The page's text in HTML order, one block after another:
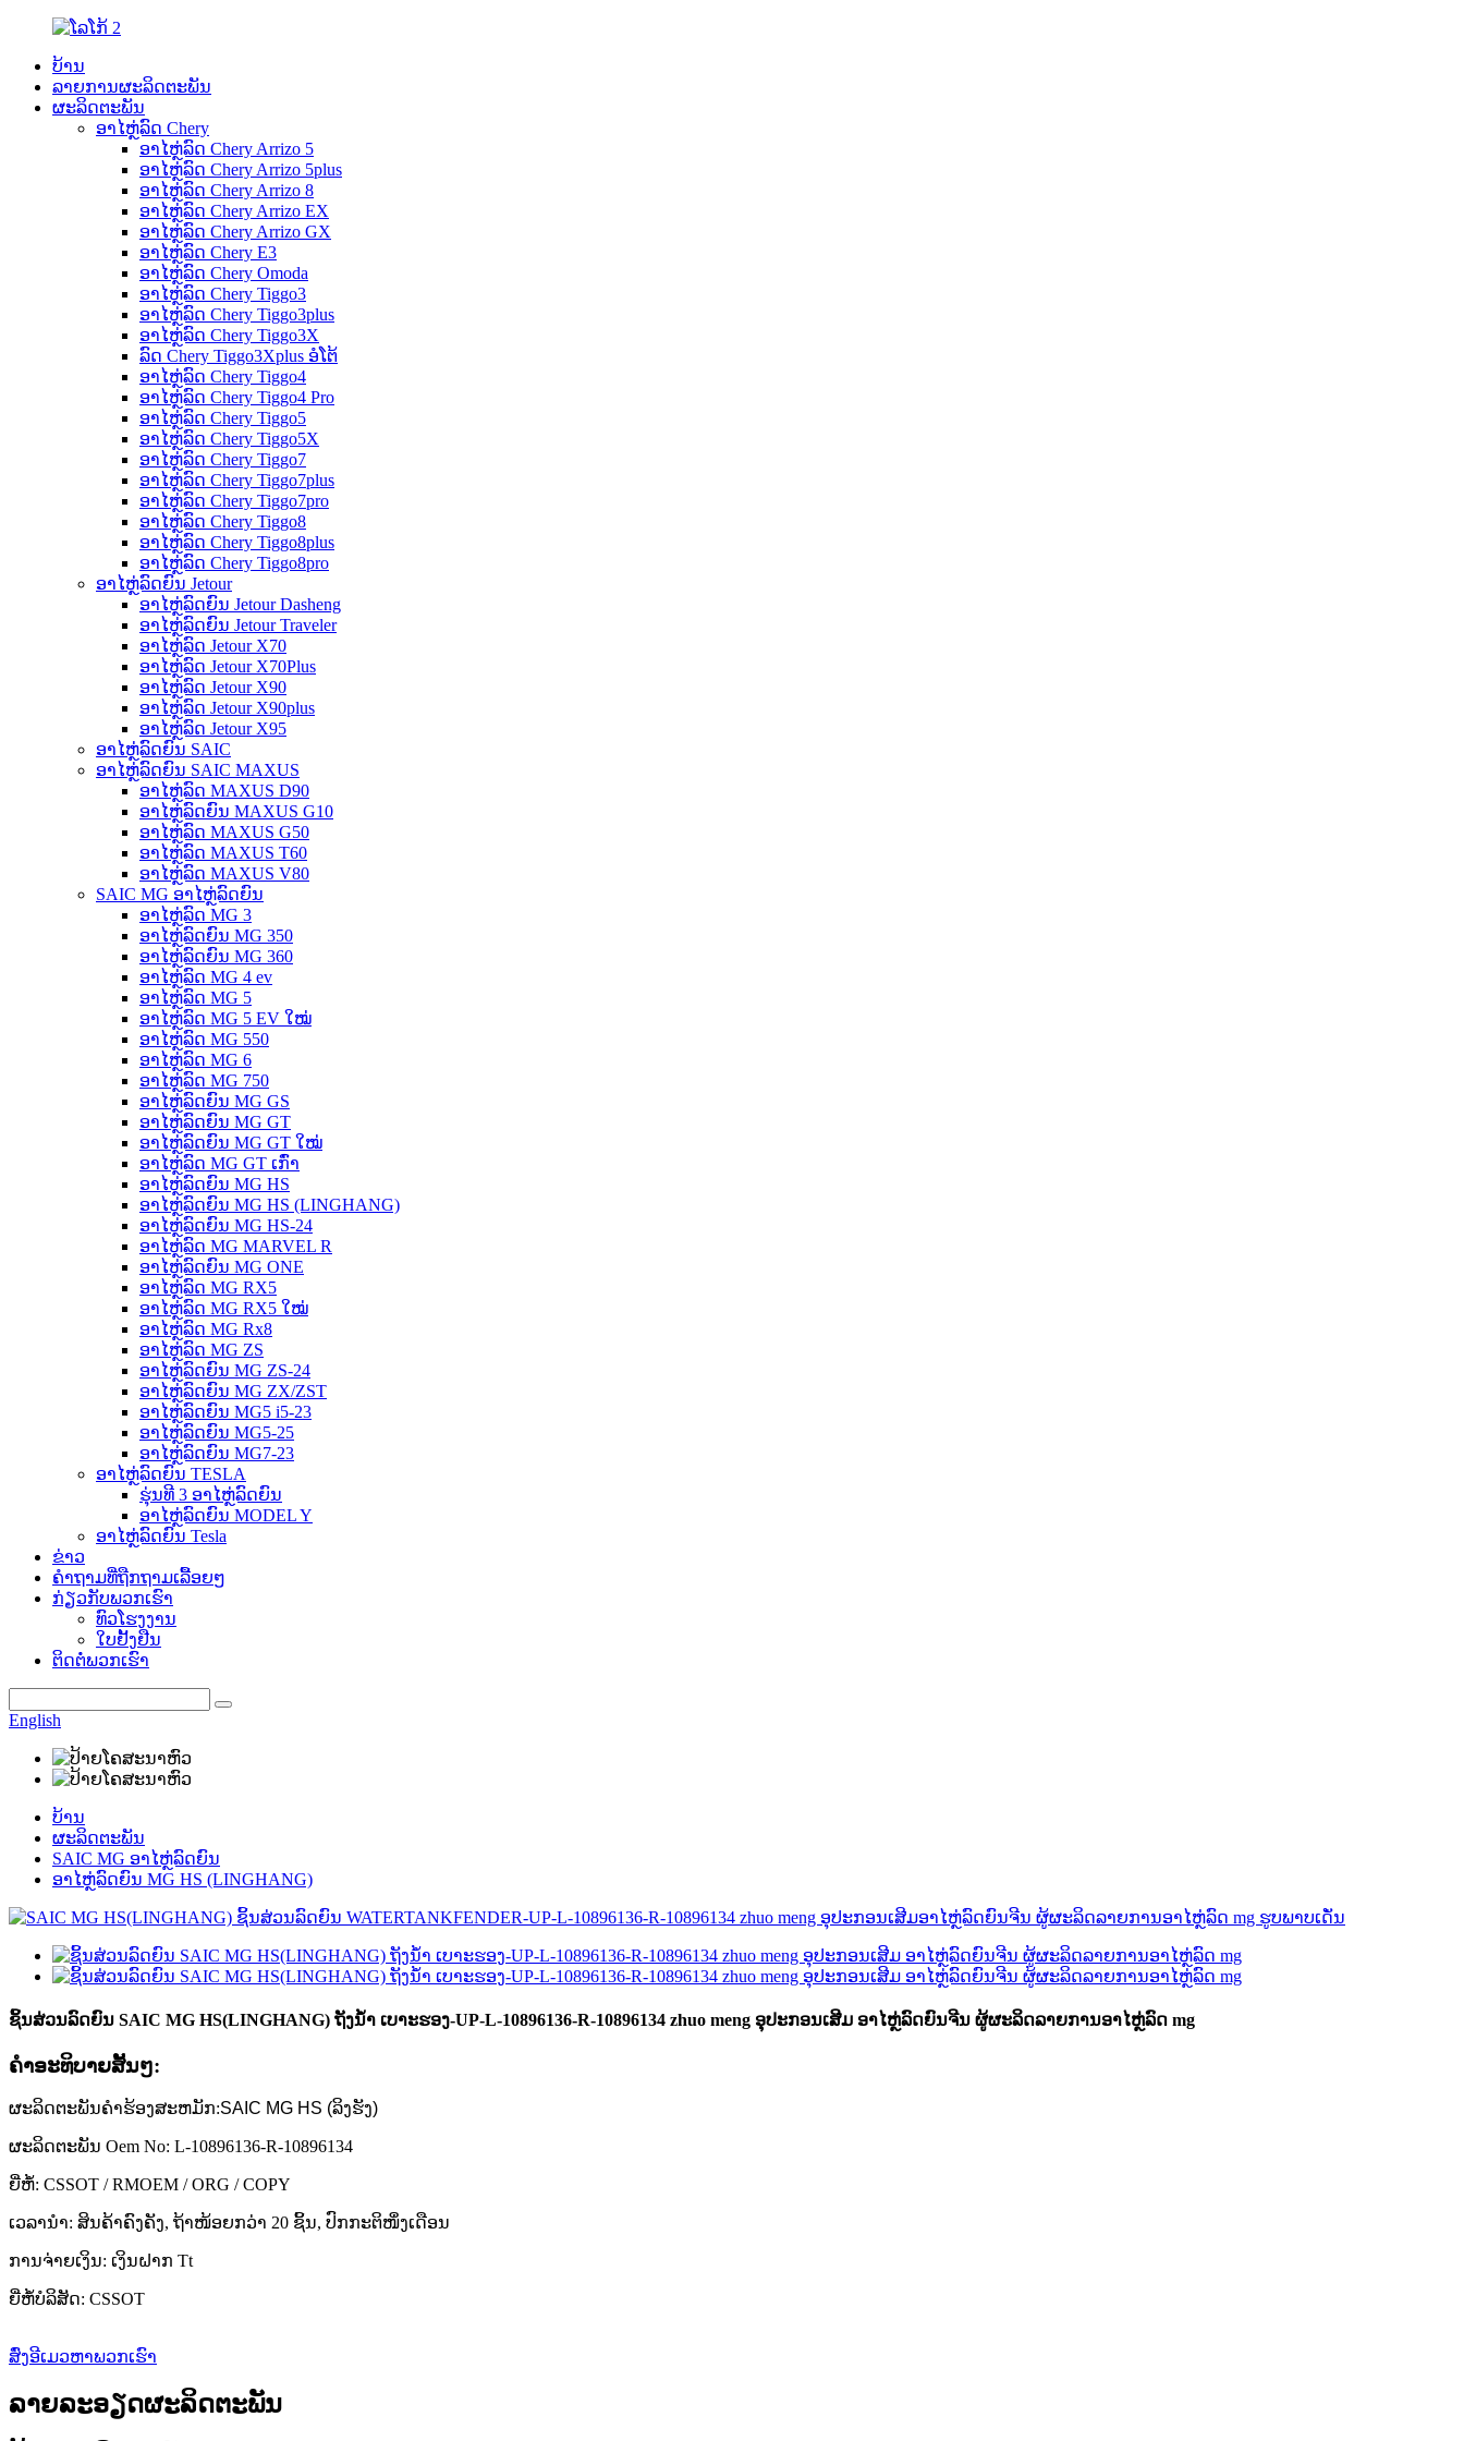
ບ້ານ
ລາຍການຜະລິດຕະພັນ
ຜະລິດຕະພັນ
ອາໄຫຼ່ລົດ Chery
ອາໄຫຼ່ລົດ Chery Arrizo 5
ອາໄຫຼ່ລົດ Chery Arrizo 5plus
ອາໄຫຼ່ລົດ Chery Arrizo 8
ອາໄຫຼ່ລົດ Chery Arrizo EX
ອາໄຫຼ່ລົດ Chery Arrizo GX
ອາໄຫຼ່ລົດ Chery E3
ອາໄຫຼ່ລົດ Chery Omoda
ອາໄຫຼ່ລົດ Chery Tiggo3
ອາໄຫຼ່ລົດ Chery Tiggo3plus
ອາໄຫຼ່ລົດ Chery Tiggo3X
ລົດ Chery Tiggo3Xplus ອໍໂຕ້
ອາໄຫຼ່ລົດ Chery Tiggo4
ອາໄຫຼ່ລົດ Chery Tiggo4 Pro
ອາໄຫຼ່ລົດ Chery Tiggo5
ອາໄຫຼ່ລົດ Chery Tiggo5X
ອາໄຫຼ່ລົດ Chery Tiggo7
ອາໄຫຼ່ລົດ Chery Tiggo7plus
ອາໄຫຼ່ລົດ Chery Tiggo7pro
ອາໄຫຼ່ລົດ Chery Tiggo8
ອາໄຫຼ່ລົດ Chery Tiggo8plus
ອາໄຫຼ່ລົດ Chery Tiggo8pro
ອາໄຫຼ່ລົດຍົນ Jetour
ອາໄຫຼ່ລົດຍົນ Jetour Dasheng
ອາໄຫຼ່ລົດຍົນ Jetour Traveler
ອາໄຫຼ່ລົດ Jetour X70
ອາໄຫຼ່ລົດ Jetour X70Plus
ອາໄຫຼ່ລົດ Jetour X90
ອາໄຫຼ່ລົດ Jetour X90plus
ອາໄຫຼ່ລົດ Jetour X95
ອາໄຫຼ່ລົດຍົນ SAIC
ອາໄຫຼ່ລົດຍົນ SAIC MAXUS
ອາໄຫຼ່ລົດ MAXUS D90
ອາໄຫຼ່ລົດຍົນ MAXUS G10
ອາໄຫຼ່ລົດ MAXUS G50
ອາໄຫຼ່ລົດ MAXUS T60
ອາໄຫຼ່ລົດ MAXUS V80
SAIC MG ອາໄຫຼ່ລົດຍົນ
ອາໄຫຼ່ລົດ MG 3
ອາໄຫຼ່ລົດຍົນ MG 350
ອາໄຫຼ່ລົດຍົນ MG 360
ອາໄຫຼ່ລົດ MG 4 ev
ອາໄຫຼ່ລົດ MG 5
ອາໄຫຼ່ລົດ MG 5 EV ໃໝ່
ອາໄຫຼ່ລົດ MG 550
ອາໄຫຼ່ລົດ MG 6
ອາໄຫຼ່ລົດ MG 750
ອາໄຫຼ່ລົດຍົນ MG GS
ອາໄຫຼ່ລົດຍົນ MG GT
ອາໄຫຼ່ລົດຍົນ MG GT ໃໝ່
ອາໄຫຼ່ລົດ MG GT ເກົ່າ
ອາໄຫຼ່ລົດຍົນ MG HS
ອາໄຫຼ່ລົດຍົນ MG HS (LINGHANG)
ອາໄຫຼ່ລົດຍົນ MG HS-24
ອາໄຫຼ່ລົດ MG MARVEL R
ອາໄຫຼ່ລົດຍົນ MG ONE
ອາໄຫຼ່ລົດ MG RX5
ອາໄຫຼ່ລົດ MG RX5 ໃໝ່
ອາໄຫຼ່ລົດ MG Rx8
ອາໄຫຼ່ລົດ MG ZS
ອາໄຫຼ່ລົດຍົນ MG ZS-24
ອາໄຫຼ່ລົດຍົນ MG ZX/ZST
ອາໄຫຼ່ລົດຍົນ MG5 i5-23
ອາໄຫຼ່ລົດຍົນ MG5-25
ອາໄຫຼ່ລົດຍົນ MG7-23
ອາໄຫຼ່ລົດຍົນ TESLA
ຮຸ່ນທີ 3 ອາໄຫຼ່ລົດຍົນ
ອາໄຫຼ່ລົດຍົນ MODEL Y
ອາໄຫຼ່ລົດຍົນ Tesla
ຂ່າວ
ຄຳຖາມທີ່ຖືກຖາມເລື້ອຍໆ
ກ່ຽວກັບພວກເຮົາ
ທົວໂຮງງານ
ໃບຢັ້ງຢືນ
ຕິດຕໍ່ພວກເຮົາ
English
ບ້ານ
ຜະລິດຕະພັນ
SAIC MG ອາໄຫຼ່ລົດຍົນ
ອາໄຫຼ່ລົດຍົນ MG HS (LINGHANG)
ຊິ້ນສ່ວນລົດຍົນ SAIC MG HS(LINGHANG) ຖັງນ້ຳ ເບາະຮອງ-UP-L-10896136-R-10896134 zhuo meng ອຸປະກອນເສີມ ອາໄຫຼ່ລົດຍົນຈີນ ຜູ້ຜະລິດລາຍການອາໄຫຼ່ລົດ mg
ຄໍາອະທິບາຍສັ້ນໆ:
ຜະລິດຕະພັນຄໍາຮ້ອງສະຫມັກ:SAIC MG HS (ລິງຮັງ)
ຜະລິດຕະພັນ Oem No: L-10896136-R-10896134
ຍີ່ຫໍ້: CSSOT / RMOEM / ORG / COPY
ເວລານຳ: ສິນຄ້າຄົງຄັງ, ຖ້າໜ້ອຍກວ່າ 20 ຊິ້ນ, ປົກກະຕິໜຶ່ງເດືອນ
ການຈ່າຍເງິນ: ເງິນຝາກ Tt
ຍີ່ຫໍ້ບໍລິສັດ: CSSOT
ສົ່ງອີເມວຫາພວກເຮົາ
ລາຍລະອຽດຜະລິດຕະພັນ